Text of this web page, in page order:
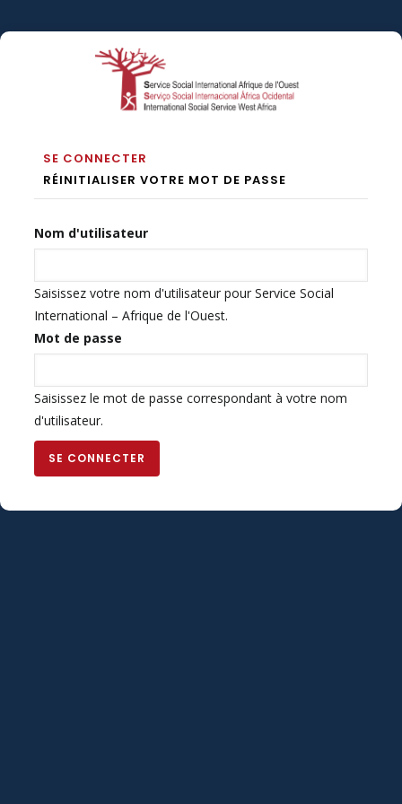
au
Onglets
Principaux
SE CONNECTER
ACTIF)
RÉINITIALISER VOTRE MOT DE PASSE
Nom d'utilisateur
Saisissez votre nom d'utilisateur pour Service Social
International – Afrique de l'Ouest.
Mot de passe
Saisissez le mot de passe correspondant à votre nom
d'utilisateur.